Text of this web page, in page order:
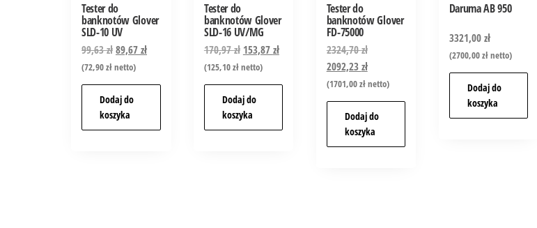
Tester do
banknotów Glover
SLD-10 UV
99,63zł89,67zł
(72,90złnetto)
Dodaj do
koszyka
Tester do
banknotów Glover
SLD-16 UV/MG
170,97zł 153,87zł
(125,10złnetto)
Dodaj do
koszyka
Tester do
banknotów Glover
FD-75000
2324,70zł
2092,23zł
(1701,00złnetto)
Dodaj do
koszyka
Daruma AB 950
3321,00zł
(2700,00złnetto)
Dodaj do
koszyka